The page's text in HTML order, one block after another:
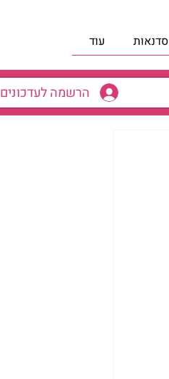
סדנאות עוד
הרשמה לעדכונים